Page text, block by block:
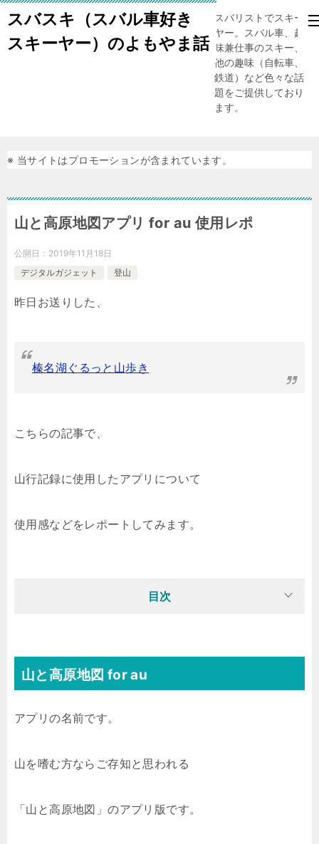
スバスキ（スバル車好き
スキーヤー）のよもやま話
スバリストでスキー
ヤー。スバル車、趣
味兼仕事のスキー、
他の趣味（自転車、
鉄道）など色々な話
題をご提供しており
ます。
※ 当サイトはプロモーションが含まれています。
山と高原地図アプリ for au 使用レポ
公開日： 2019年11月18日
デジタルガジェット
登山
昨日お送りした、
榛名湖ぐるっと山歩き
こちらの記事で、
山行記録に使用したアプリについて
使用感などをレポートしてみます。
目次
山と高原地図 for au
アプリの名前です。
山を嗜む方ならご存知と思われる
「山と高原地図」のアプリ版です。